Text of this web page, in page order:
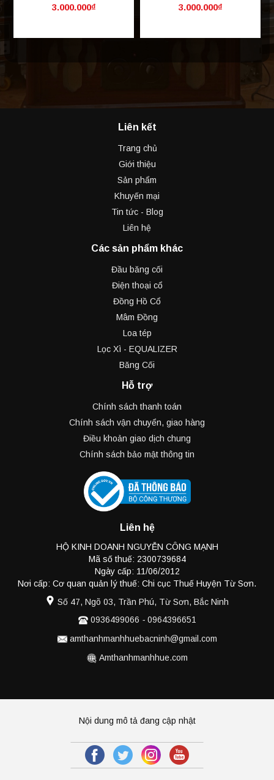
3.000.000₫ 3.000.000₫
Liên kết
Trang chủ
Giới thiệu
Sản phẩm
Khuyến mại
Tin tức - Blog
Liên hệ
Các sản phẩm khác
Đầu băng cối
Điện thoại cổ
Đồng Hồ Cổ
Mâm Đồng
Loa tép
Lọc Xì - EQUALIZER
Băng Cối
Hỗ trợ
Chính sách thanh toán
Chính sách vận chuyển, giao hàng
Điều khoản giao dịch chung
Chính sách bảo mật thông tin
Liên hệ
HỘ KINH DOANH NGUYỄN CÔNG MẠNH
Mã số thuế: 2300739684
Ngày cấp: 11/06/2012
Nơi cấp: Cơ quan quản lý thuế: Chi cục Thuế Huyện Từ Sơn.
Số 47, Ngõ 03, Trần Phú, Từ Sơn, Bắc Ninh
0936499066 - 0964396651
amthanhmanhhuebacninh@gmail.com
Amthanhmanhhue.com
Nội dung mô tả đang cập nhật